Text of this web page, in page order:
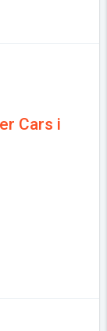
Cars i